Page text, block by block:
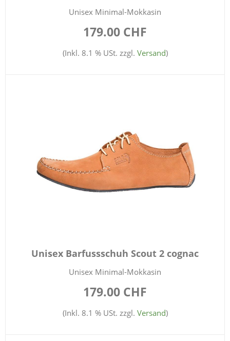
Unisex Minimal-Mokkasin
179.00 CHF
(Inkl. 8.1 % USt. zzgl. Versand)
Unisex Barfussschuh Scout 2 cognac
Unisex Minimal-Mokkasin
179.00 CHF
(Inkl. 8.1 % USt. zzgl. Versand)